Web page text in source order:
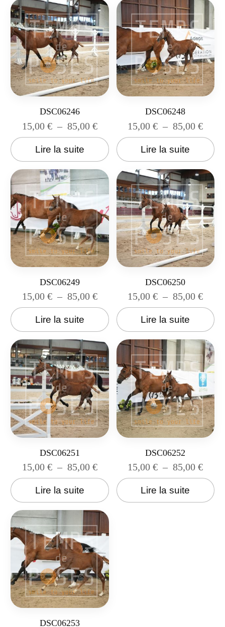
DSC06246
15,00 € – 85,00 €
Lire la suite
DSC06248
15,00€ – 85,00€
Lire la suite
DSC06249
15,00 € – 85,00 €
Lire la suite
DSC06250
15,00€ – 85,00€
Lire la suite
DSC06251
15,00 € – 85,00 €
Lire la suite
DSC06252
15,00€ – 85,00€
Lire la suite
DSC06253